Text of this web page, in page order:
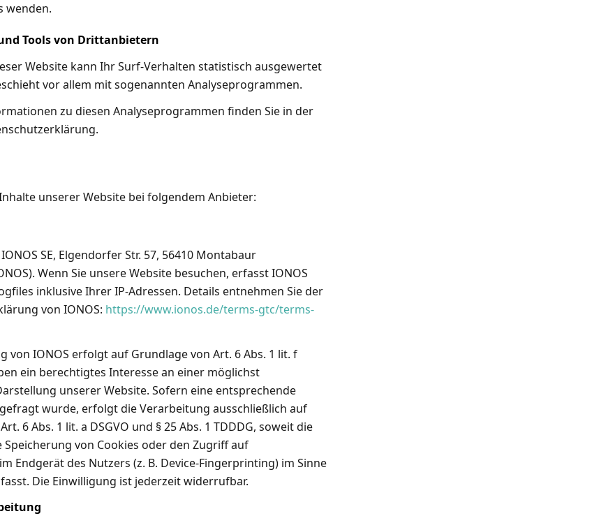
wenden.
Tools von Dritt­anbietern
Website kann Ihr Surf-Verhalten statistisch ausgewertet
vor allem mit sogenannten Analyseprogrammen.
zu diesen Analyseprogrammen finden Sie in der
unserer Website bei folgendem Anbieter:
SE, Elgendorfer Str. 57, 56410 Montabaur
Wenn Sie unsere Website besuchen, erfasst IONOS
inklusive Ihrer IP-Adressen. Details entnehmen Sie der
von IONOS: https://www.ionos.de/terms-gtc/terms-
von IONOS erfolgt auf Grundlage von Art. 6 Abs. 1 lit. f
ein berechtigtes Interesse an einer möglichst
unserer Website. Sofern eine entsprechende
wurde, erfolgt die Verarbeitung ausschließlich auf
6 Abs. 1 lit. a DSGVO und § 25 Abs. 1 TDDDG, soweit die
Speicherung von Cookies oder den Zugriff auf
Endgerät des Nutzers (z. B. Device-Fingerprinting) im Sinne
Die Einwilligung ist jederzeit widerrufbar.